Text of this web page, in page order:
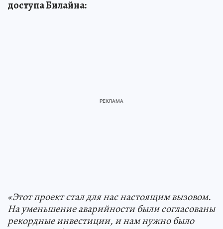
доступа Билайна:
«Этот проект стал для нас настоящим вызовом.
На уменьшение аварийности были согласованы
рекордные инвестиции, и нам нужно было